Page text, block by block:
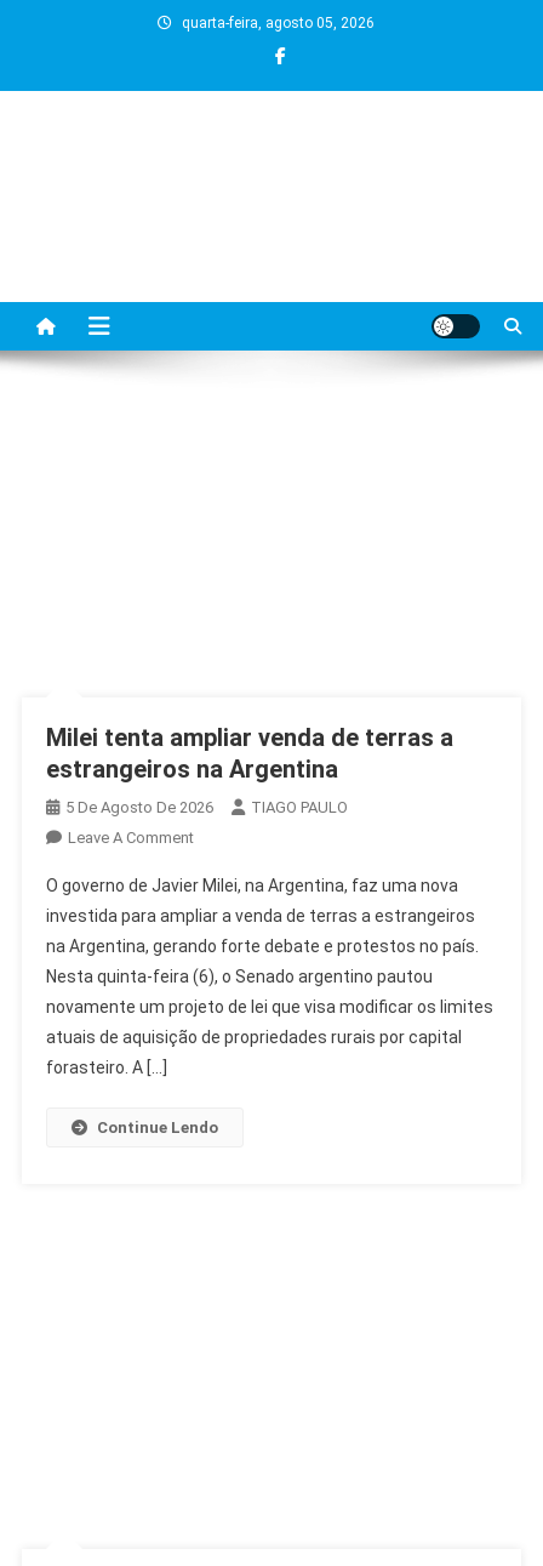
quarta-feira, agosto 05, 2026
Milei tenta ampliar venda de terras a
estrangeiros na Argentina
5 De Agosto De 2026
TIAGO PAULO
Leave A CommentOn
Tenta
Ampliar
Venda
De
Terras
A
O governo de Javier Milei, na Argentina, faz uma nova
investida para ampliar a venda de terras a estrangeiros
na Argentina, gerando forte debate e protestos no país.
Nesta quinta-feira (6), o Senado argentino pautou
novamente um projeto de lei que visa modificar os limites
atuais de aquisição de propriedades rurais por capital
forasteiro. A […]
Continue Lendo